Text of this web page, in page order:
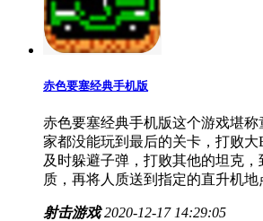
赤色要塞经典手机版
赤色要塞经典手机版这个游戏堪
家都没能玩到最后的关卡，打败大
及时躲避子弹，打败其他的坦克，
质，再将人质送到指定的直升机地
射击游戏 2020-12-17 14:29:05